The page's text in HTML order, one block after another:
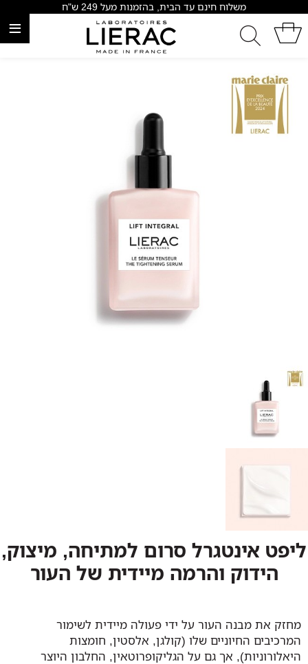
משלוח חינם עד הבית, בהזמנות מעל 249 ש"ח
≡
ליפט אינטגרל סרום למתיחה, מיצוק,
הידוק והרמה מיידית של העור
מחזק את מבנה העור על ידי פעולה מיידית לשימור
המרכיבים החיוניים שלו (קולגן, אלסטין, חומצות
היאלורוניות), אך גם על הגליקופרוטאין, החלבון היוצר